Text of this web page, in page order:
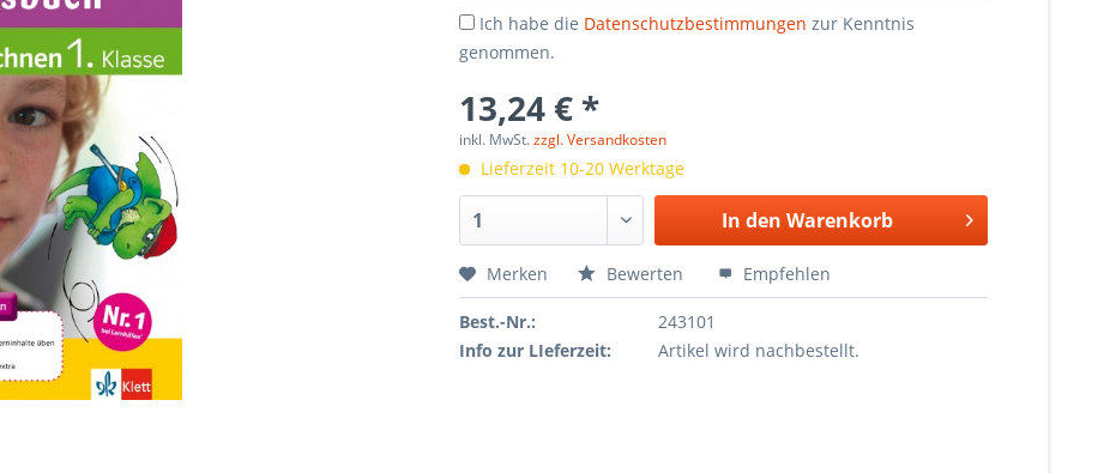
Ich habe die Datenschutzbestimmungen zur Kenntnis
genommen.
13,24 € *
inkl. MwSt.zzgl. Versandkosten
Lieferzeit 10-20 Werktage
In den Warenkorb
Merken Bewerten Empfehlen
Best.-Nr.:
243101
Info zur LIeferzeit:
Artikel wird nachbestellt.